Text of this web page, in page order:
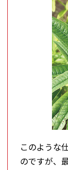
このような
のですが、